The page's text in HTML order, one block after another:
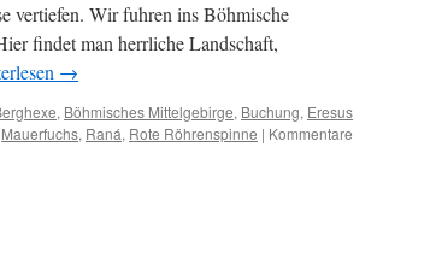
vertiefen. Wir fuhren ins Böhmische
findet man herrliche Landschaft,
→
, Böhmisches Mittelgebirge, Buchung, Eresus
Mauerfuchs, Raná, Rote Röhrenspinne | Kommentare